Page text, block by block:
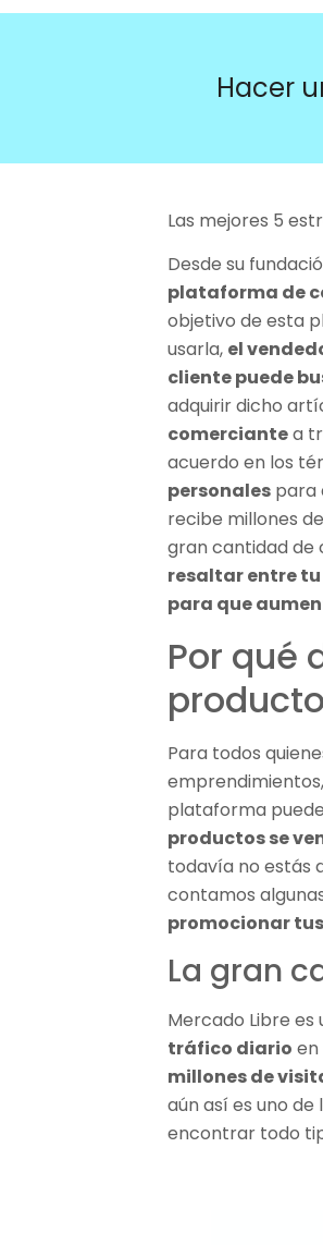
Hacer
Las mejores 5
Desde su
plataforma de
objetivo de esta
usarla, el
cliente puede
adquirir dicho
comerciantea
acuerdo en los
personales para
recibe millones
gran cantidad de
resaltar entre
para que
Por qué
Para todos
plataforma
productos se
todavía no estás
contamos
promocionar
La gran
Mercado Libre es
tráfico diario
millones de
aún así es uno de
encontrar todo